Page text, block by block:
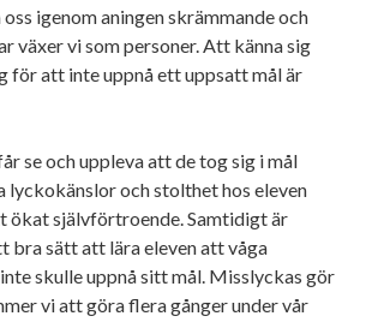
igenom aningen skrämmande och
växer vi som personer. Att känna sig
för att inte uppnå ett uppsatt mål är
se och uppleva att de tog sig i mål
lyckokänslor och stolthet hos eleven
självförtroende. Samtidigt är
bra sätt att lära eleven att våga
skulle uppnå sitt mål. Misslyckas gör
vi att göra flera gånger under vår